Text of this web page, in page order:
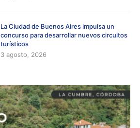
La Ciudad de Buenos Aires impulsa un
concurso para desarrollar nuevos circuitos
turísticos
3 agosto, 2026